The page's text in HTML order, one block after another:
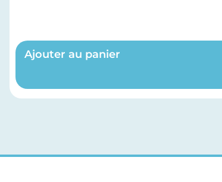
Ajouter au panier